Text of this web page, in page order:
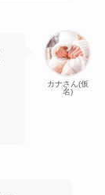
カナさん(仮
名)